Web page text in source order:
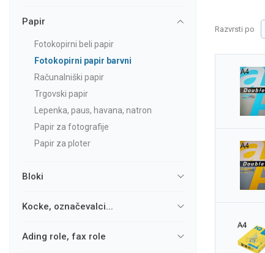
papir
fotokopirni beli papir
fotokopirni papir barvni
računalniški papir
trgovski papir
lepenka, paus, havana, natron
papir za fotografije
papir za ploter
bloki
kocke, označevalci...
ading role, fax role
Razvrsti po